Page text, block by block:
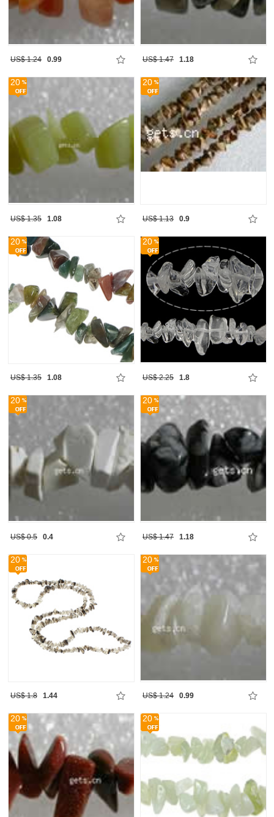
US$ 1.24 0.99 US$ 1.47 1.18
20
US$ 1.35 1.08
20
US$ 1.13 0.9
20
US$ 1.35 1.08
20
US$ 2.25 1.8
20
US$ 0.5 0.4
20
US$ 1.47 1.18
20
US$ 1.8 1.44
20
US$ 1.24 0.99
20 20